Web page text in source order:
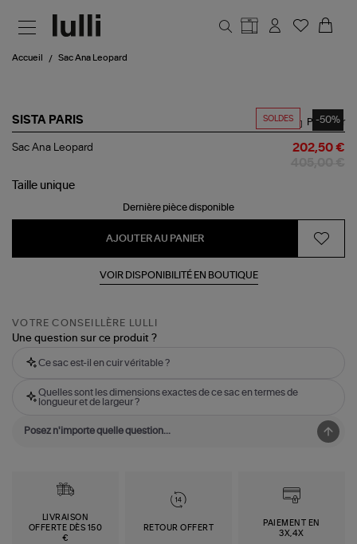
Accueil Sac Ana Leopard
SOLDES -50%
SISTA PARIS
Sac
Partager
Sac Ana Leopard 202,50 €
Taille unique
Dernière pièce disponible
AJOUTER AU PANIER
VOIR DISPONIBILITÉ EN BOUTIQUE
VOTRE CONSEILLÈRE LULLI
Une question sur ce produit ?
Ce sac est-il en cuir véritable ?
Quelles sont les dimensions exactes de ce sac en termes de
longueur et de largeur ?
LIVRAISON
OFFERTE DÈS 150
€
RETOUR OFFERT
PAIEMENT EN
3X,4X